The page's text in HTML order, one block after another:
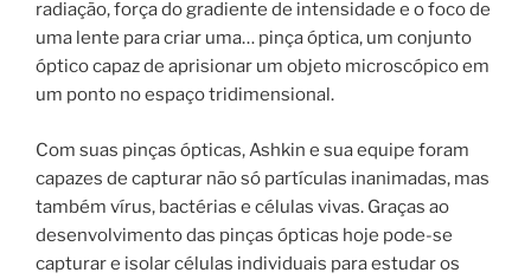
radiação, força do gradiente de intensidade e o foco de
uma lente para criar uma… pinça óptica, um conjunto
óptico capaz de aprisionar um objeto microscópico em
um ponto no espaço tridimensional.
Com suas pinças ópticas, Ashkin e sua equipe foram
capazes de capturar não só partículas inanimadas, mas
também vírus, bactérias e células vivas. Graças ao
desenvolvimento das pinças ópticas hoje pode-se
capturar e isolar células individuais para estudar os